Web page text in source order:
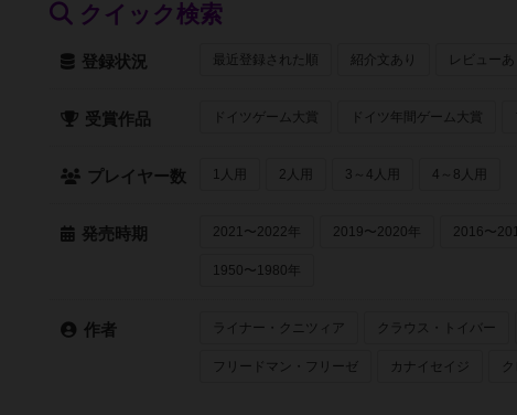
クイック検索
登録状況 最近登録された順 紹介文あり レビューあ
受賞作品 ドイツゲーム大賞 ドイツ年間ゲーム大賞
プレイヤー数 1人用 2人用 3～4人用 4～8人用
発売時期 2021〜2022年 2019〜2020年 2016〜
1950〜1980年
作者 ライナー・クニツィア クラウス・トイバー
フリードマン・フリーゼ カナイセイジ